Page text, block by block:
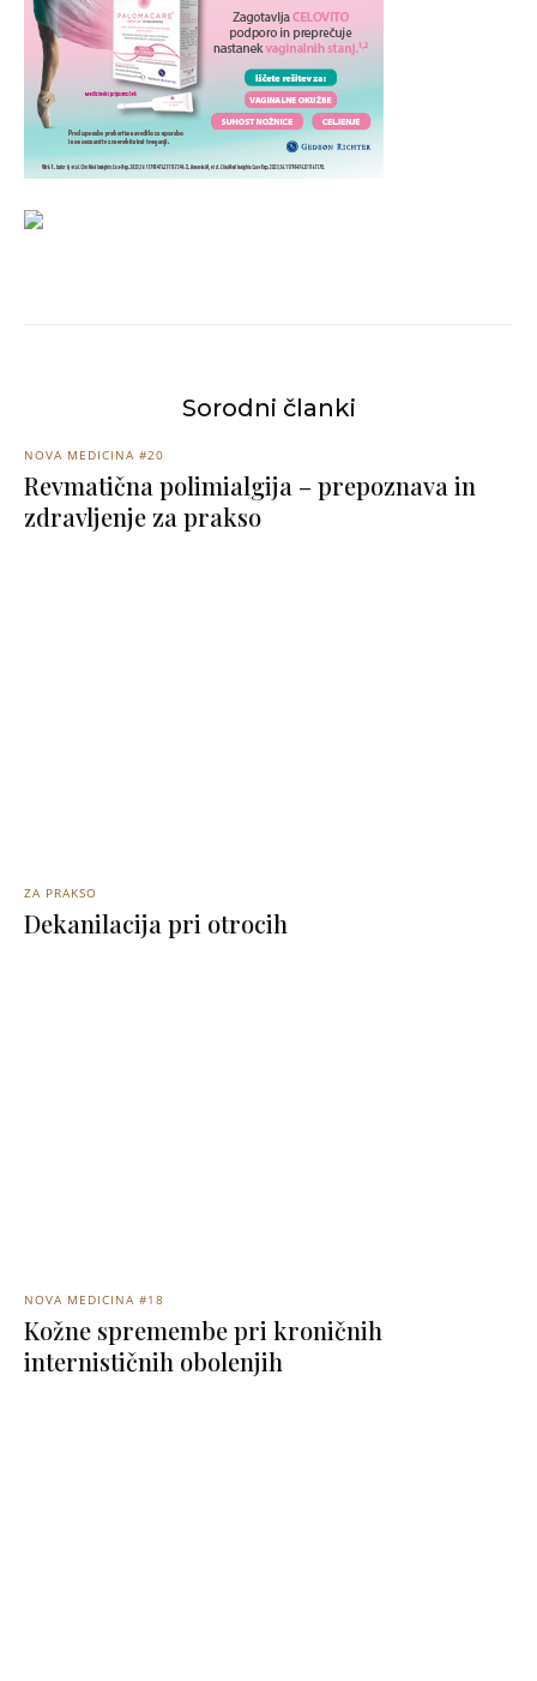
Sorodni članki
NOVA MEDICINA #20
Revmatična polimialgija – prepoznava in
zdravljenje za prakso
ZA PRAKSO
Dekanilacija pri otrocih
NOVA MEDICINA #18
Kožne spremembe pri kroničnih
internističnih obolenjih